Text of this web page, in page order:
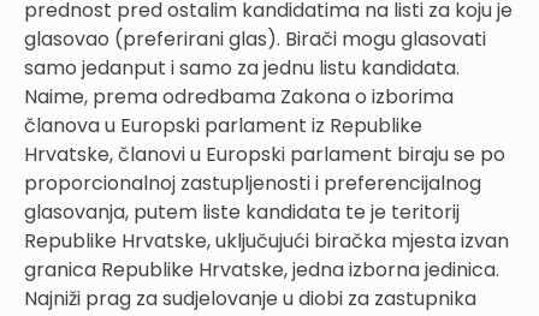
prednost pred ostalim kandidatima na listi za koju je
glasovao (preferirani glas). Birači mogu glasovati
samo jedanput i samo za jednu listu kandidata.
Naime, prema odredbama Zakona o izborima
članova u Europski parlament iz Republike
Hrvatske, članovi u Europski parlament biraju se po
proporcionalnoj zastupljenosti i preferencijalnog
glasovanja, putem liste kandidata te je teritorij
Republike Hrvatske, uključujući biračka mjesta izvan
granica Republike Hrvatske, jedna izborna jedinica.
Najniži prag za sudjelovanje u diobi za zastupnika